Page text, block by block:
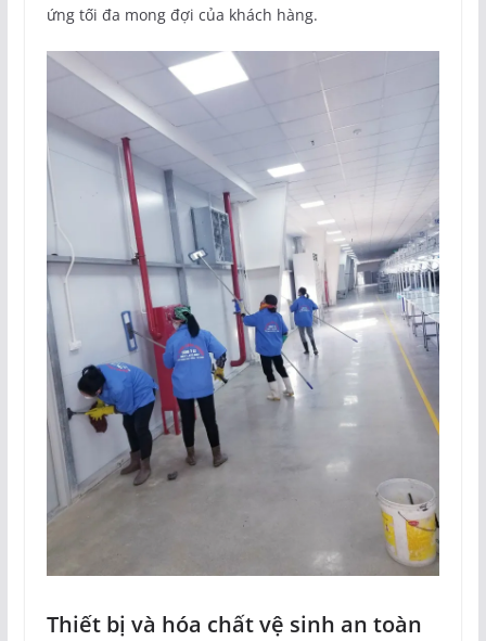
ứng tối đa mong đợi của khách hàng.
Thiết bị và hóa chất vệ sinh an toàn